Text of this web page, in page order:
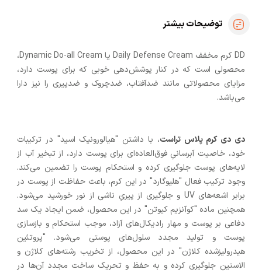
توضیحات بیشتر
DD کرم مخفف Daily Defense Cream یا Dynamic Do-all Cream،
محصولی است که در کنار پوشش‌دهی خوبی که برای پوست دارد،
مزایای محصولاتی مانند ضدآفتاب، ضدچروک و ضدپیری را نیز دارا
می‌باشد.
دی دی کرم پلاس تراست، با داشتن "هیالورونیک اسید" در ترکیبات
خود، خاصیت آبرسانیِ فوق‌العاده‌ای برای پوست دارد، از تبخیر آب از
لایه‌های پوست جلوگیری کرده و استحکام پوست را تضمین می‌کند.
وجود ترکیب فعال "هلیوگارد" در این کرم، باعث حفاظت از پوست در
برابر اشعه‌های UV و جلوگیری از پیریِ ناشی از نور خورشید می‌شود.
همچنین ماده "کوآنزیم کیوتن" در این محصول، ضمن ایجاد یک سد
دفاعی بر پوست و مهار رادیکال‌های آزاد، موجب استحکام و بازسازی
پوست و تولید مجدد سلول‌های پوستی می‌شود. "پروتئین
هیدرولیزشده کلاژن" در این محصول، از تخریب رشته‌های کلاژن و
الاستین جلوگیری کرده و به حفظ و تحریک ساخت مجدد آن‌ها در